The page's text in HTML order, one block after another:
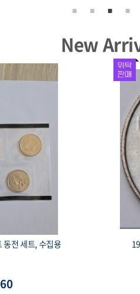
New
동전 세트, 수집용